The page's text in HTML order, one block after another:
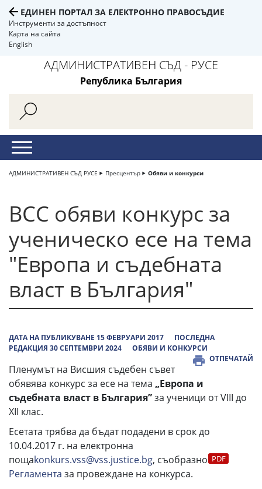
ЕДИНЕН ПОРТАЛ ЗА ЕЛЕКТРОННО ПРАВОСЪДИЕ
Инструменти за достъпност
Карта на сайта
English
АДМИНИСТРАТИВЕН СЪД - РУСЕ
Република България
АДМИНИСТРАТИВЕН СЪД РУСЕ Пресцентър Обяви и конкурси
ВСС обяви конкурс за
ученическо есе на тема
"Европа и съдебната
власт в България"
ДАТА НА ПУБЛИКУВАНЕ 15 ФЕВРУАРИ 2017
ПОСЛЕДНА
РЕДАКЦИЯ 30 СЕПТЕМВРИ 2024
ОБЯВИ И КОНКУРСИ
ОТПЕЧАТАЙ
Пленумът на Висшия съдебен съвет
обявява конкурс за есе на тема „Европа и
съдебната власт в България”за ученици от VIII до
XII клас.
Есетата трябва да бъдат подадени в срок до
10.04.2017 г. на електронна
пощаkonkurs.vss@vss.justice.bg, съобразно
Регламента за провеждане на конкурса.